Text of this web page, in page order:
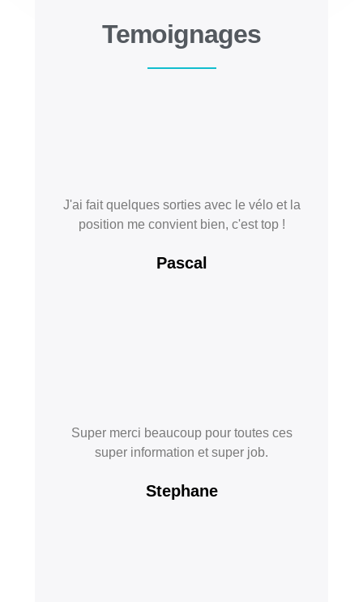
Temoignages
J'ai fait quelques sorties avec le vélo et la
position me convient bien, c'est top !
Pascal
Super merci beaucoup pour toutes ces
super information et super job.
Stephane